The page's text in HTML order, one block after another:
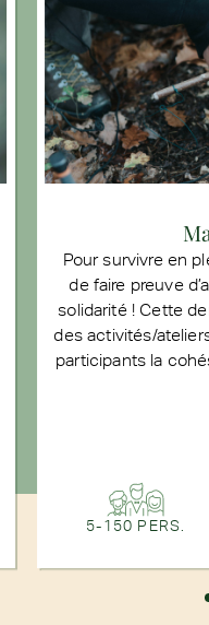
Pour survivre en
de faire preuve
solidarité ! Cette
des activités/
participants la
5-150 PERS.